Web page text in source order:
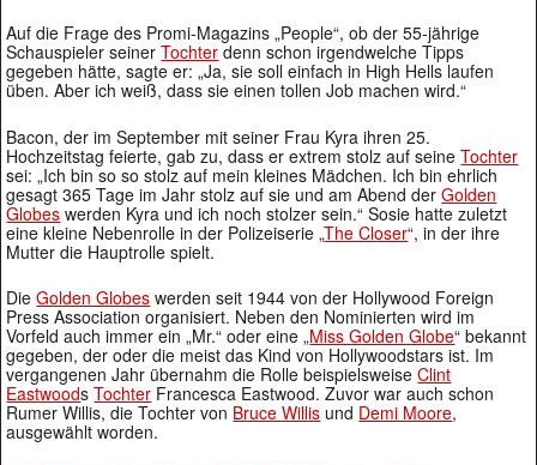
Auf die Frage des Promi-Magazins „People“, ob der 55-jährige
Schauspieler seinerTochterdenn schon irgendwelche Tipps
gegeben hätte, sagte er: „Ja, sie soll einfach in High Hells laufen
üben. Aber ich weiß, dass sie einen tollen Job machen wird.“
Bacon, der im September mit seiner Frau Kyra ihren 25.
Hochzeitstag feierte, gab zu, dass er extrem stolz auf seineTochter
sei: „Ich bin so so stolz auf mein kleines Mädchen. Ich bin ehrlich
gesagt 365 Tage im Jahr stolz auf sie und am Abend derGolden
Globes werden Kyra und ich noch stolzer sein.“ Sosie hatte zuletzt
eine kleine Nebenrolle in der Polizeiserie „The Closer“, in der ihre
Mutter die Hauptrolle spielt.
DieGolden Globes werden seit 1944 von der Hollywood Foreign
Press Association organisiert. Neben den Nominierten wird im
Vorfeld auch immer ein „Mr.“ oder eine „Miss Golden Globe“ bekannt
gegeben, der oder die meist das Kind von Hollywoodstars ist. Im
vergangenen Jahr übernahm die Rolle beispielsweiseClint
EastwoodsTochter Francesca Eastwood. Zuvor war auch schon
Rumer Willis, die Tochter von Bruce Willis und Demi Moore,
ausgewählt worden.